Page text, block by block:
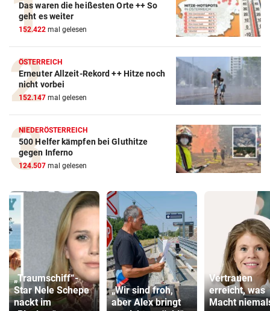
Das waren die heißesten Orte ++ So
geht es weiter
152.422 mal gelesen
ÖSTERREICH
Erneuter Allzeit-Rekord ++ Hitze noch
nicht vorbei
152.147 mal gelesen
NIEDERÖSTERREICH
500 Helfer kämpfen bei Gluthitze
gegen Inferno
124.507 mal gelesen
„Traumschiff“-
Star Nele Schepe
nackt im
„Wir sind froh,
aber Alex bringt
Vertrauen
erreicht, was
Macht